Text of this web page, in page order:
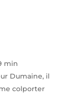
min
Dumaine, il
colporter